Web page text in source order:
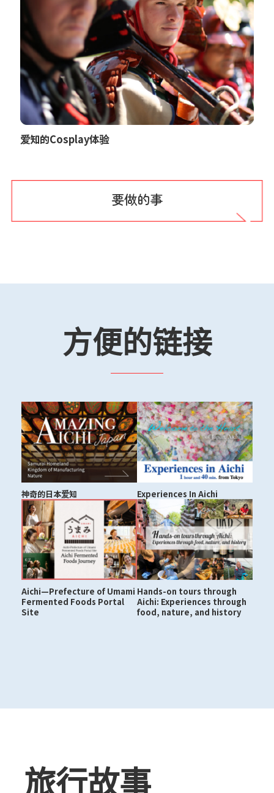
爱知的Cosplay体验
要做的事
方便的链接
神奇的日本爱知 Experiences In Aichi
Aichi—Prefecture of Umami
Fermented Foods Portal
Site
Hands-on tours through
Aichi: Experiences through
food, nature, and history
旅行故事